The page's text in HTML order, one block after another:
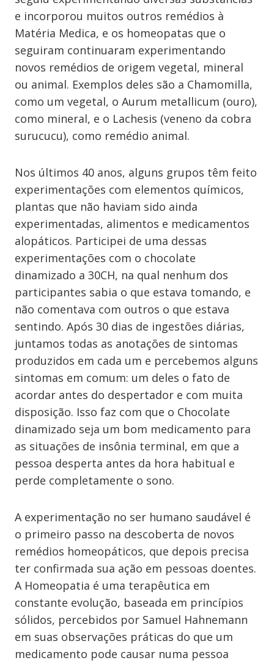
e incorporou muitos outros remédios à
Matéria Medica, e os homeopatas que o
seguiram continuaram experimentando
novos remédios de origem vegetal, mineral
ou animal. Exemplos deles são a Chamomilla,
como um vegetal, o Aurum metallicum (ouro),
como mineral, e o Lachesis (veneno da cobra
surucucu), como remédio animal.
Nos últimos 40 anos, alguns grupos têm feito
experimentações com elementos químicos,
plantas que não haviam sido ainda
experimentadas, alimentos e medicamentos
alopáticos. Participei de uma dessas
experimentações com o chocolate
dinamizado a 30CH, na qual nenhum dos
participantes sabia o que estava tomando, e
não comentava com outros o que estava
sentindo. Após 30 dias de ingestões diárias,
juntamos todas as anotações de sintomas
produzidos em cada um e percebemos alguns
sintomas em comum: um deles o fato de
acordar antes do despertador e com muita
disposição. Isso faz com que o Chocolate
dinamizado seja um bom medicamento para
as situações de insônia terminal, em que a
pessoa desperta antes da hora habitual e
perde completamente o sono.
A experimentação no ser humano saudável é
o primeiro passo na descoberta de novos
remédios homeopáticos, que depois precisa
ter confirmada sua ação em pessoas doentes.
A Homeopatia é uma terapêutica em
constante evolução, baseada em princípios
sólidos, percebidos por Samuel Hahnemann
em suas observações práticas do que um
medicamento pode causar numa pessoa